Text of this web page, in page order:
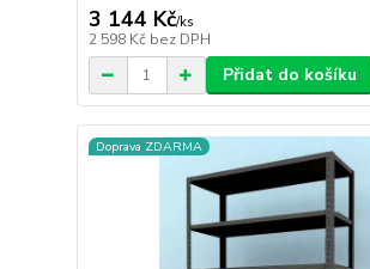
3 144 Kč/ks
2 598 Kč bez DPH
Přidat do košíku
Doprava ZDARMA